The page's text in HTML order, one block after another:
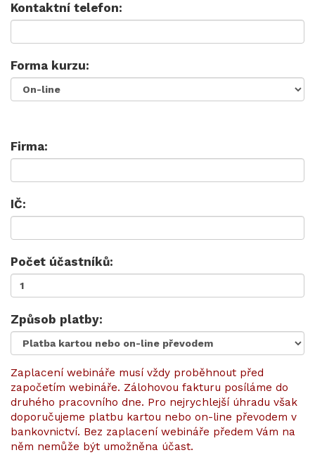
Kontaktní telefon:
Forma kurzu:
Firma:
IČ:
Počet účastníků:
Způsob platby:
Zaplacení webináře musí vždy proběhnout před
započetím webináře. Zálohovou fakturu posíláme do
druhého pracovního dne. Pro nejrychlejší úhradu však
doporučujeme platbu kartou nebo on-line převodem v
bankovnictví. Bez zaplacení webináře předem Vám na
něm nemůže být umožněna účast.